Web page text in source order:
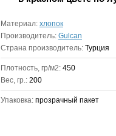
Материал: хлопок
Производитель: Gulcan
Страна производитель: Турция
Плотность, гр/м2: 450
Вес, гр.: 200
Упаковка: прозрачный пакет